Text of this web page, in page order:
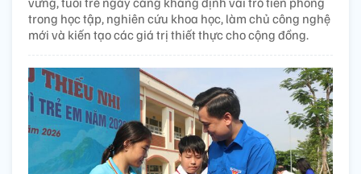
trong học tập, nghiên cứu khoa học, làm chủ công nghệ
mới và kiến tạo các giá trị thiết thực cho cộng đồng.